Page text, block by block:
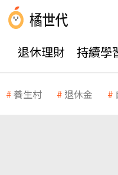
退休理財 持續學
養生村 退休金